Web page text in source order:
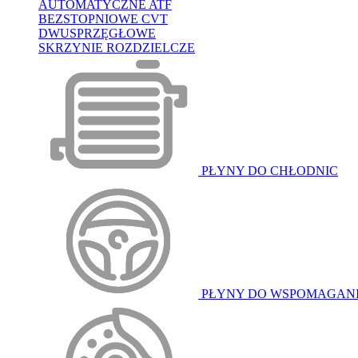
AUTOMATYCZNE ATF
BEZSTOPNIOWE CVT
DWUSPRZĘGŁOWE
SKRZYNIE ROZDZIELCZE
PŁYNY DO CHŁODNIC
PŁYNY DO